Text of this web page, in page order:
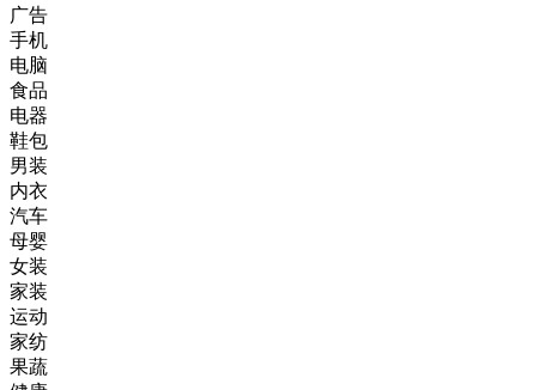
广告
手机
电脑
食品
电器
鞋包
男装
内衣
汽车
母婴
女装
家装
运动
家纺
果蔬